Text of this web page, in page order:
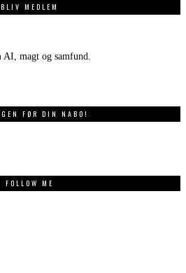
BLIV MEDLEM
magt og samfund.
FØR DIN NABO!
FOLLOW ME